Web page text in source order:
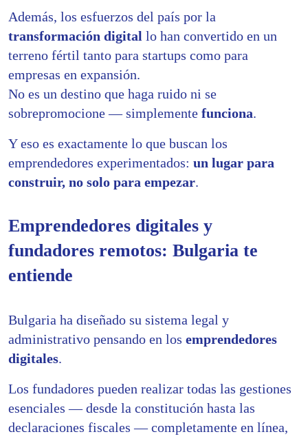
Además, los esfuerzos del país por la
transformación digital lo han convertido en un
terreno fértil tanto para startups como para
empresas en expansión.
No es un destino que haga ruido ni se
sobrepromocione — simplemente funciona.
Y eso es exactamente lo que buscan los
emprendedores experimentados: un lugar para
construir, no solo para empezar.
Emprendedores digitales y
fundadores remotos: Bulgaria te
entiende
Bulgaria ha diseñado su sistema legal y
administrativo pensando en los emprendedores
digitales.
Los fundadores pueden realizar todas las gestiones
esenciales — desde la constitución hasta las
declaraciones fiscales — completamente en línea,